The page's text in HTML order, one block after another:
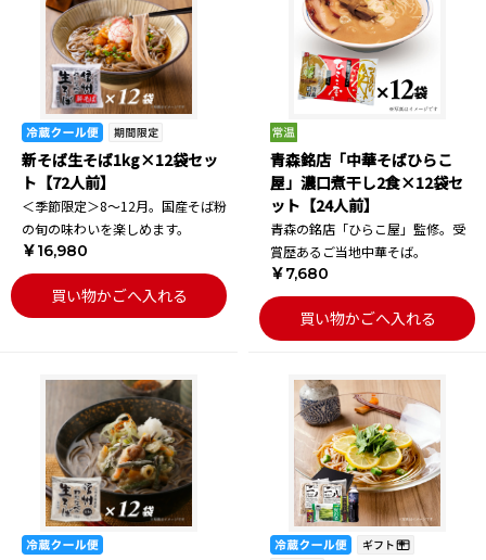
新そば生そば1kg×12袋セッ
ト【72人前】
＜季節限定＞8～12月。国産そば粉
の旬の味わいを楽しめます。
￥16,980
買い物かごへ入れる
青森銘店「中華そばひらこ
屋」濃口煮干し2食×12袋セ
ット【24人前】
青森の銘店「ひらこ屋」監修。受
賞歴あるご当地中華そば。
￥7,680
買い物かごへ入れる